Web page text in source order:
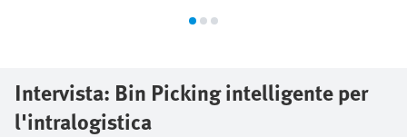
Intervista: Bin Picking intelligente per
l'intralogistica